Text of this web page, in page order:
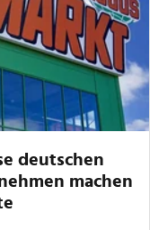
deutschen
machen